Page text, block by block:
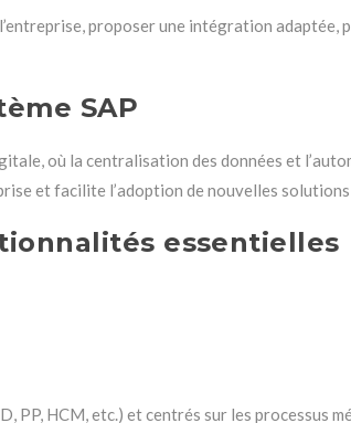
proposer une intégration
SAP
où la centralisation des données et
et facilite l’adoption de nouvelles
essentielles
PP, HCM, etc.) et centrés sur les processus